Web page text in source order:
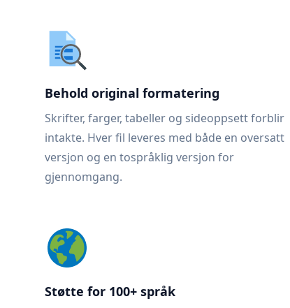
Behold original formatering
Skrifter, farger, tabeller og sideoppsett forblir
intakte. Hver fil leveres med både en oversatt
versjon og en tospråklig versjon for
gjennomgang.
Støtte for 100+ språk